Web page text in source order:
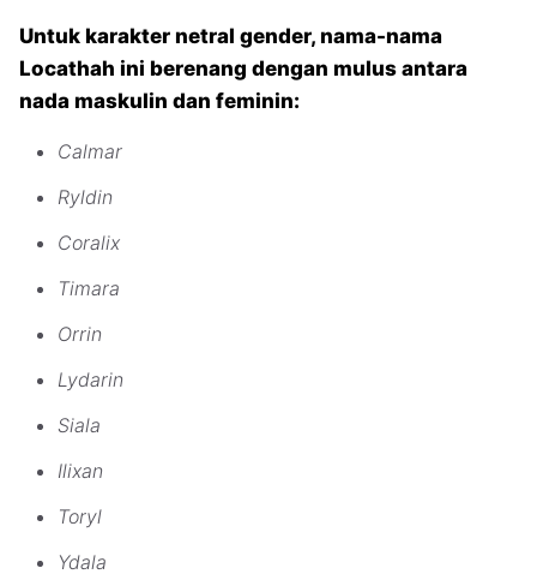
Untuk karakter netral gender, nama-nama
Locathah ini berenang dengan mulus antara
nada maskulin dan feminin:
Calmar
Ryldin
Coralix
Timara
Orrin
Lydarin
Siala
Ilixan
Toryl
Ydala